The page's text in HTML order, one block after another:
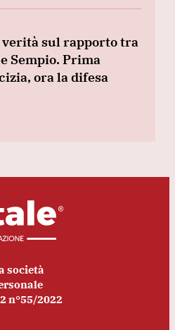
sul rapporto tra
Sempio. Prima
ora la difesa
società
n°55/2022